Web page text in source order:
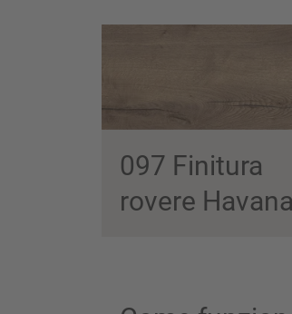
097 Finitura
rovere Havana